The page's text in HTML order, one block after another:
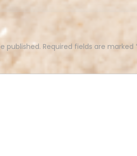
published. Required fields are marked